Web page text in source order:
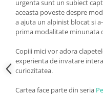
urgenta sunt un subiect
aceasta poveste despre
a ajuta un alpinist blocat si
prima modalitate minunata
Copiii mici vor adora
experienta de invatare
curiozitatea.
Cartea face parte din seria